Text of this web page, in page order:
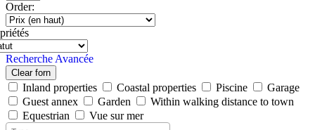
Order:
Recherche Avancée
Clear forn
Inland properties Coastal properties Piscine
Garage
Guest annex
Garden
Within walking distance to town
Equestrian
Vue sur mer